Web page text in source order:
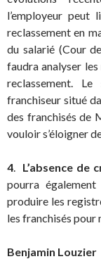
l’employeur peut
reclassement en
du salarié (Cour
faudra analyser
reclassement.
franchiseur situé
des franchisés de
vouloir s’éloigner
4. L’absence de
pourra
produire les
les franchisés pour
Benjamin Louzier